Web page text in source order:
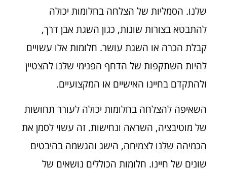
שלנו. הסמליות של הצלחה בחלומות יכולה
להתבטא בצורות שונות, כגון השגת אבן דרך,
קבלת הכרה או השגת עושר. חלומות אלו עשויים
להיות השתקפות של הדחף הפנימי שלנו להצטיין
ולהתקדם בחיינו האישיים או המקצועיים.
השאיפה להצלחה בחלומות יכולה לעורר תחושות
של מוטיבציה, השראה ונחישות. זה עשוי לסמן את
הכמיהה שלנו לצמיחה, הישג והגשמה בהיבטים
שונים של חיינו. חלומות הכוללים נושאים של